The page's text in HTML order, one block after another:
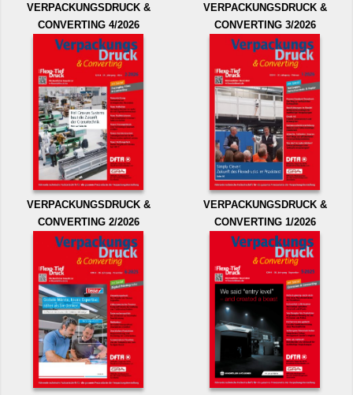
VERPACKUNGSDRUCK &
CONVERTING 4/2026
VERPACKUNGSDRUCK &
CONVERTING 3/2026
VERPACKUNGSDRUCK &
CONVERTING 2/2026
VERPACKUNGSDRUCK &
CONVERTING 1/2026